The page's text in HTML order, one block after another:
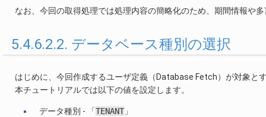
なお、今回の取得処理では処理内容の簡略化のため、期間情報や
5.4.6.2.2. データベース種別の選択
はじめに、今回作成するユーザ定義（Database Fetch）が対象と
本チュートリアルでは以下の値を設定します。
データ種別 - 「TENANT」